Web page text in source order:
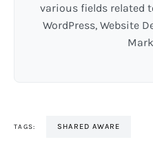
various fields related
WordPress, Website
TAGS: SHARED AWARE